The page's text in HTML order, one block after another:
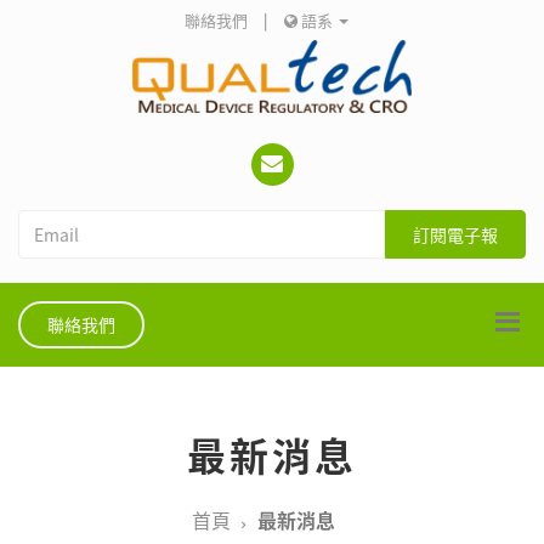
聯絡我們 | 語系
訂閱電子報
聯絡我們
最新消息
首頁 最新消息